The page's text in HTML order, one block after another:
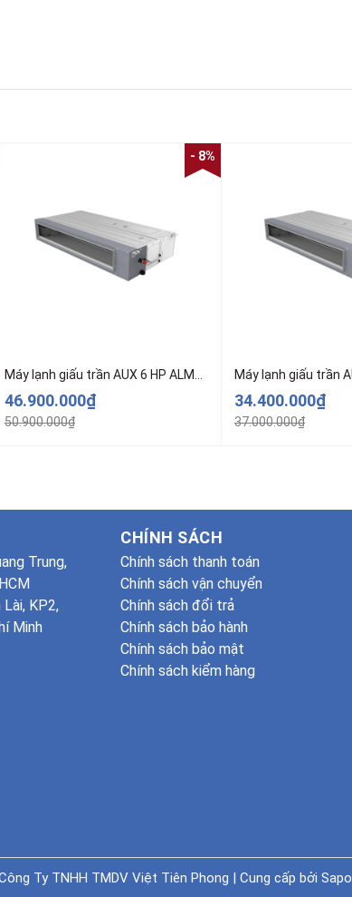
- 8%
Máy lạnh giấu trần AUX 6 HP ALMD-C60/5R3A-T
46.900.000₫
50.900.000₫
34.400.000₫
37.000.000₫
Trung,
KP2,
Minh
CHÍNH SÁCH
Chính sách thanh toán
Chính sách vận chuyển
Chính sách đổi trả
Chính sách bảo hành
Chính sách bảo mật
Chính sách kiểm hàng
Ty TNHH TMDV Việt Tiên Phong | Cung cấp bởi Sapo